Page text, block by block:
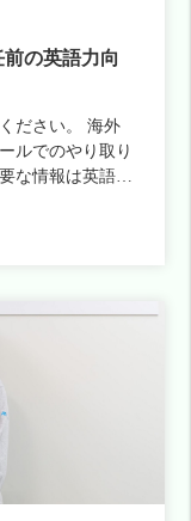
講師がついて
がいい」とアド
プログラムを受
してくれたりも
を考えていった
取りましたか？
アプリでを開い
別にリスニング
きるので安心で
はいつ頃でし
の知識は日々
始めてすぐに変
した頃でしょ
急に聞き取れる
て認識できるよ
ュラーな相談を
に適切な返事が
が話していたり
とすぐ聞くよう
ャストを聞いて
なかったんです
ってきたなと
すごくためにな
味が無いので、
けていますし、
いうのを知っ
す。半年前まで
ったんですが、
りに少しでも成
山さん：１日
した。それを毎
て提出し、フィ
でしたり、レッ
って、「ラダー
れたシリーズ）
車に乗ってる時
くることがあ
感じています。
終わった時点
ただけますか？
研修の満足度は
先生については
とですね。ポリ
個々のレベル差
。そこで、アプ
ンができるサー
学べる「プロフ
があるのです
作成いただいた
語や、接客に使
材を用意しても
ラインレッスン
頂き、それが決
の英語力向
ださい。 海外
ルでのやり取り
な情報は英語で
赴任が決まって
に加え、日常生
。 それにプラ
いた時期もあり
みを教えて下
だと足りない
らに増やして準
た、単語力や語
外にも単語力や
必要を感じてい
ーナープラン